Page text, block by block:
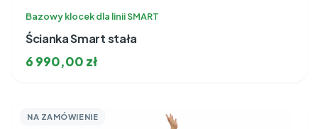
Bazowy klocek dla linii SMART
Ścianka Smart stała
6 990,00 zł
NA ZAMÓWIENIE